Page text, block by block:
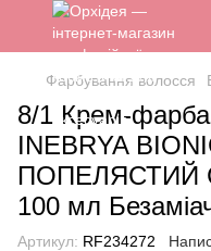
Фарбування волосся
8/1 Крем-
INEBRYA
ПОПЕЛЯСТИЙ
100 мл
Артикул: RF234272